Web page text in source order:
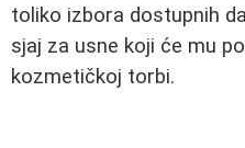
toliko izbora dostupnih
sjaj za usne koji će mu
kozmetičkoj torbi.